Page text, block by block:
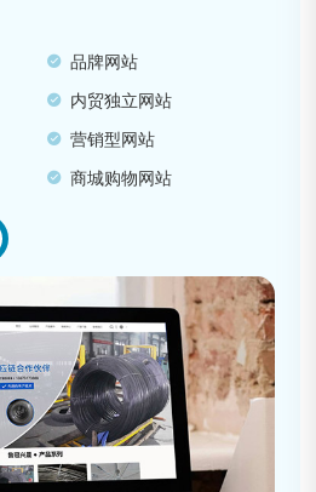
品牌网站
内贸独立网站
营销型网站
商城购物网站